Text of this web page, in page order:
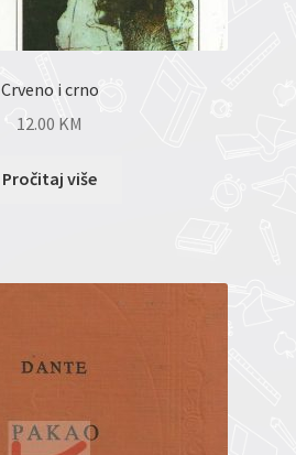
Crveno i crno
12.00 KM
Pročitaj više